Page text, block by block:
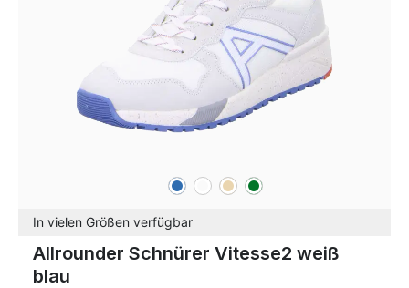
blau sonstigebeigegrün
In vielen Größen verfügbar
Allrounder Schnürer Vitesse2 weiß
blau